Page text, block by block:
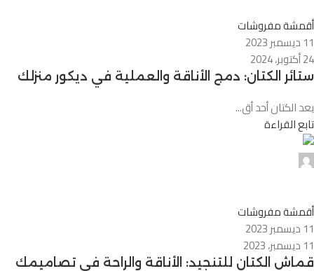
أقمشة مفروشات
11 ديسمبر 2023
24 أكتوبر، 2024
ستائر الكتان: دمج الأناقة والعملية في ديكور منزلك
يعد الكتان أحد أق...
تابع القراءة
أقمشة مفروشات
11 ديسمبر 2023
11 ديسمبر، 2023
قماش الكتان للتنجيد: الأناقة والراحة في تصاميمك